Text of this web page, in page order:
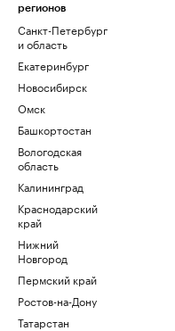
регионов
Санкт-Петербург
и область
Екатеринбург
Новосибирск
Омск
Башкортостан
Вологодская
область
Калининград
Краснодарский
край
Нижний
Новгород
Пермский край
Ростов-на-Дону
Татарстан